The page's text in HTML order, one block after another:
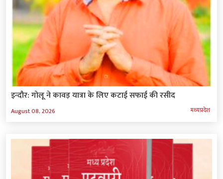
इन्दौर: गोलू ने कावड़ यात्रा के लिए कटाई सफाई की रसीद
August 08, 2026 मध्‍यप्रदेश